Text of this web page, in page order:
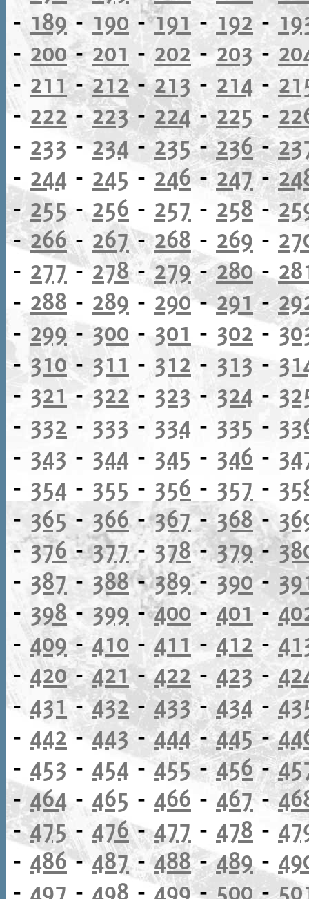
- 189 - 190 -191- 192 -
- 200-201 - 202-203 -
- 211-212-213 - 214 -
- 222 -223-224-225-
- 233 -234 -235-236-
- 244 - 245 - 246-247-
- 255- 256 - 257 - 258-
-266- 267-268 - 269 -
- 277-278-279-280-
- 288 - 289 - 290-291-
- 299 -300 - 301 - 302 -
-310- 311 - 312- 313 -
- 321 - 322 - 323 - 324 -
- 332 - 333 - 334 - 335 -
- 343 - 344 - 345 - 346 -
- 354 - 355 - 356 - 357 -
- 365 - 366-367-368-
-376-377-378- 379-
- 387 - 388-389- 390-
- 398 - 399 -400-401 -
-409-410 - 411-412 -
- 420-421-422 - 423 -
- 431-432-433-434-
- 442 -443 -444-445-
- 453 - 454 -455-456-
- 464 - 465 - 466 - 467-
-475- 476-477 - 478 -
- 486-487-488-489-
- 497 - 498 -499- 500-